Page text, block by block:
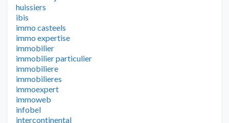
huissiers
ibis
immo casteels
immo expertise
immobilier
immobilier particulier
immobiliere
immobilieres
immoexpert
immoweb
infobel
intercontinental